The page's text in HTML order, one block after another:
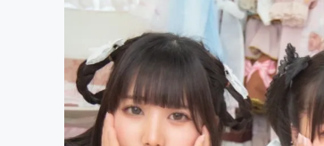
アート・写真
テクノロジー・ガジェット
映像・映画